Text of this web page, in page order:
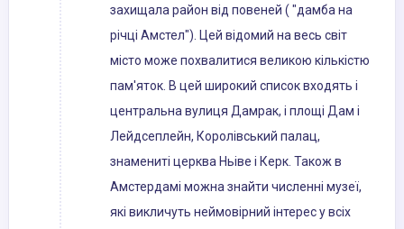
захищала район від повеней ( "дамба на
річці Амстел"). Цей відомий на весь світ
місто може похвалитися великою кількістю
пам'яток. В цей широкий список входять і
центральна вулиця Дамрак, і площі Дам і
Лейдсеплейн, Королівський палац,
знамениті церква Ньіве і Керк. Також в
Амстердамі можна знайти численні музеї,
які викличуть неймовірний інтерес у всіх